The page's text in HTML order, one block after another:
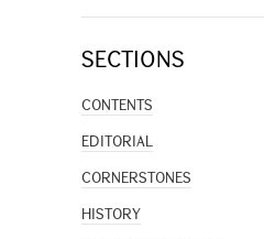
SECTIONS
CONTENTS
EDITORIAL
CORNERSTONES
HISTORY